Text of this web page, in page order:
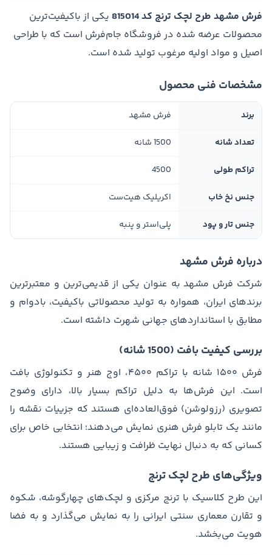
فرش مشهد طرح لچک ترنج کد 815014
یکی از باکیفیت‌ترین
محصولات عرضه شده در فروشگاه جام‌فرش است که با طراحی
اصیل و مواد اولیه مرغوب تولید شده است.
مشخصات فنی محصول
برند فرش مشهد
تعداد شانه 1500 شانه
تراکم طولی 4500
جنس نخ خاب اکریلیک هیت‌ست
جنس تار و پود پلی‌استر و پنبه
درباره فرش مشهد
شرکت فرش مشهد به عنوان یکی از قدیمی‌ترین و معتبرترین
برندهای ایران، همواره به تولید محصولاتی باکیفیت، بادوام و
مطابق با استانداردهای جهانی شهرت داشته است.
بررسی کیفیت بافت (1500 شانه)
فرش ۱۵۰۰ شانه با تراکم ۴۵۰۰، اوج هنر و تکنولوژی بافت
است. این فرش‌ها به دلیل تراکم بسیار بالا، دارای وضوح
تصویری (رزولوشن) فوق‌العاده‌ای هستند که جزییات نقشه را
مانند یک تابلو فرش هنری نمایش می‌دهند؛ انتخابی خاص برای
کسانی که به دنبال نهایت ظرافت و زیبایی هستند.
ویژگی‌های طرح لچک ترنج
این طرح کلاسیک با ترنج مرکزی و لچک‌های چهارگوشه، شکوه
و تقارن معماری سنتی ایرانی را به نمایش می‌گذارد و به فضا
هویت می‌بخشد.